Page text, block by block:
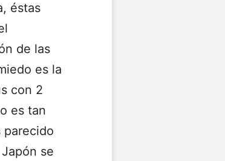
éstas
de las
es la
con 2
es tan
parecido
se